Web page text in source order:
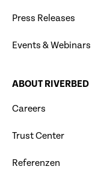
Press Releases
Events & Webinars
ABOUT RIVERBED
Careers
Trust Center
Referenzen